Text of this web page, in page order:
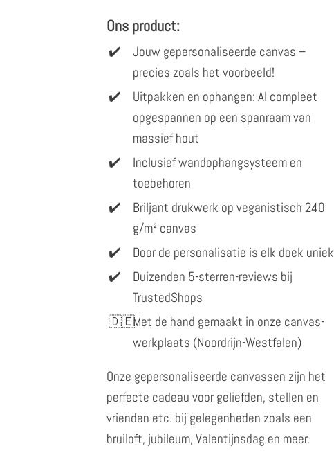
Ons product:
Jouw gepersonaliseerde canvas –
precies zoals het voorbeeld!
Uitpakken en ophangen: Al compleet
opgespannen op een spanraam van
massief hout
Inclusief wandophangsysteem en
toebehoren
Briljant drukwerk op veganistisch 240
g/m² canvas
Door de personalisatie is elk doek uniek
Duizenden 5-sterren-reviews bij
TrustedShops
Met de hand gemaakt in onze canvas-
werkplaats (Noordrijn-Westfalen)
Onze gepersonaliseerde canvassen zijn het
perfecte cadeau voor geliefden, stellen en
vrienden etc. bij gelegenheden zoals een
bruiloft, jubileum, Valentijnsdag en meer.